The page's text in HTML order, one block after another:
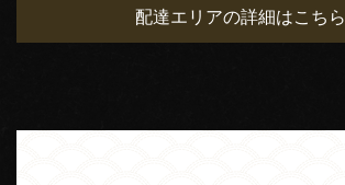
配達エリアの詳細はこちら